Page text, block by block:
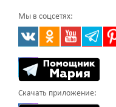
Мы в соцсетях:
Скачать приложение: